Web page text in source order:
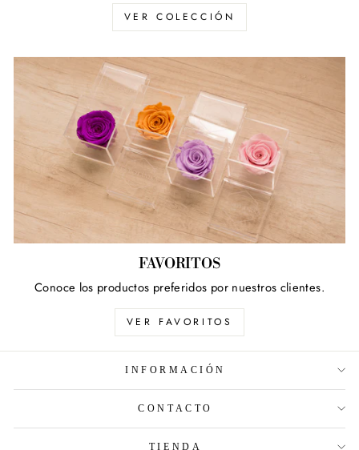
VER COLECCIÓN
FAVORITOS
Conoce los productos preferidos por nuestros clientes.
VER FAVORITOS
INFORMACIÓN
CONTACTO
TIENDA